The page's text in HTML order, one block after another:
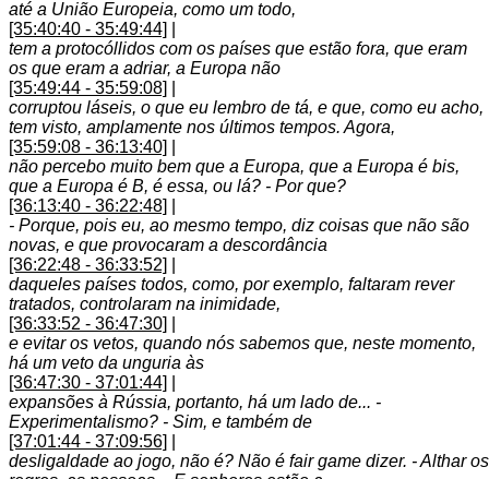
até a União Europeia, como um todo,
[35:40:40 - 35:49:44]
tem a protocóllidos com os países que estão fora, que eram
os que eram a adriar, a Europa não
[35:49:44 - 35:59:08]
corruptou láseis, o que eu lembro de tá, e que, como eu acho,
tem visto, amplamente nos últimos tempos. Agora,
[35:59:08 - 36:13:40]
não percebo muito bem que a Europa, que a Europa é bis,
que a Europa é B, é essa, ou lá? - Por que?
[36:13:40 - 36:22:48]
- Porque, pois eu, ao mesmo tempo, diz coisas que não são
novas, e que provocaram a descordância
[36:22:48 - 36:33:52]
daqueles países todos, como, por exemplo, faltaram rever
tratados, controlaram na inimidade,
[36:33:52 - 36:47:30]
e evitar os vetos, quando nós sabemos que, neste momento,
há um veto da unguria às
[36:47:30 - 37:01:44]
expansões à Rússia, portanto, há um lado de... -
Experimentalismo? - Sim, e também de
[37:01:44 - 37:09:56]
desligaldade ao jogo, não é? Não é fair game dizer. - Althar os